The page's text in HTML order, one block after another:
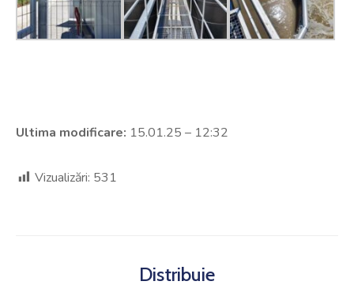
Ultima modificare: 15.01.25 – 12:32
Vizualizări: 531
Distribuie